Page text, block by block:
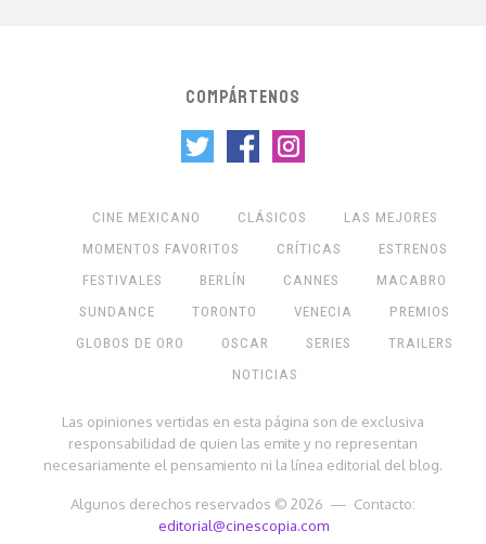
COMPÁRTENOS
CINE MEXICANO CLÁSICOS
LAS MEJORES
MOMENTOS FAVORITOS
CRÍTICAS
ESTRENOS
FESTIVALES
BERLÍN CANNES
MACABRO
SUNDANCE
TORONTO VENECIA
PREMIOS
GLOBOS DE ORO
OSCAR SERIES
TRAILERS
NOTICIAS
Las opiniones vertidas en esta página son de exclusiva
responsabilidad de quien las emite y no representan
necesariamente el pensamiento ni la línea editorial del blog.
Algunos derechos reservados © 2026 — Contacto:
editorial@cinescopia.com